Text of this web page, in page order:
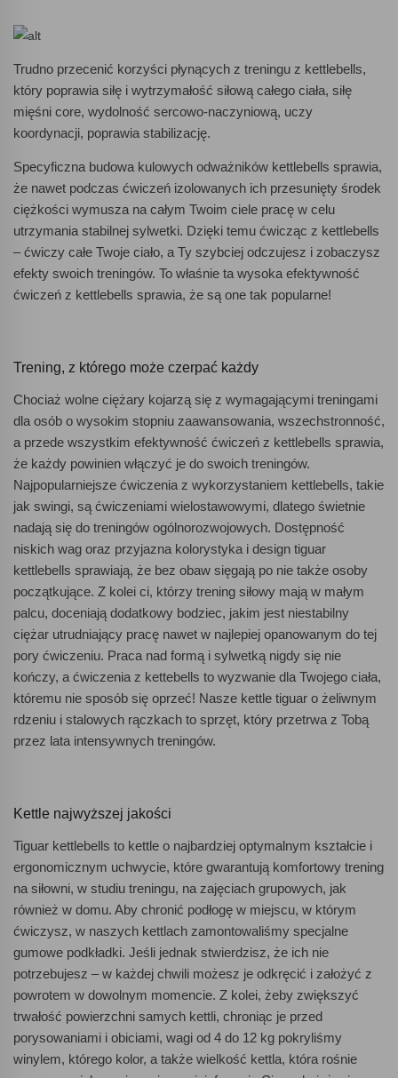
Trudno przecenić korzyści płynących z treningu z kettlebells,
który poprawia siłę i wytrzymałość siłową całego ciała, siłę
mięśni core, wydolność sercowo-naczyniową, uczy
koordynacji, poprawia stabilizację.
Specyficzna budowa kulowych odważników kettlebells sprawia,
że nawet podczas ćwiczeń izolowanych ich przesunięty środek
ciężkości wymusza na całym Twoim ciele pracę w celu
utrzymania stabilnej sylwetki. Dzięki temu ćwicząc z kettlebells
– ćwiczy całe Twoje ciało, a Ty szybciej odczujesz i zobaczysz
efekty swoich treningów. To właśnie ta wysoka efektywność
ćwiczeń z kettlebells sprawia, że są one tak popularne!
Trening, z którego może czerpać każdy
Chociaż wolne ciężary kojarzą się z wymagającymi treningami
dla osób o wysokim stopniu zaawansowania, wszechstronność,
a przede wszystkim efektywność ćwiczeń z kettlebells sprawia,
że każdy powinien włączyć je do swoich treningów.
Najpopularniejsze ćwiczenia z wykorzystaniem kettlebells, takie
jak swingi, są ćwiczeniami wielostawowymi, dlatego świetnie
nadają się do treningów ogólnorozwojowych. Dostępność
niskich wag oraz przyjazna kolorystyka i design tiguar
kettlebells sprawiają, że bez obaw sięgają po nie także osoby
początkujące. Z kolei ci, którzy trening siłowy mają w małym
palcu, doceniają dodatkowy bodziec, jakim jest niestabilny
ciężar utrudniający pracę nawet w najlepiej opanowanym do tej
pory ćwiczeniu. Praca nad formą i sylwetką nigdy się nie
kończy, a ćwiczenia z kettebells to wyzwanie dla Twojego ciała,
któremu nie sposób się oprzeć! Nasze kettle tiguar o żeliwnym
rdzeniu i stalowych rączkach to sprzęt, który przetrwa z Tobą
przez lata intensywnych treningów.
Kettle najwyższej jakości
Tiguar kettlebells to kettle o najbardziej optymalnym kształcie i
ergonomicznym uchwycie, które gwarantują komfortowy trening
na siłowni, w studiu treningu, na zajęciach grupowych, jak
również w domu. Aby chronić podłogę w miejscu, w którym
ćwiczysz, w naszych kettlach zamontowaliśmy specjalne
gumowe podkładki. Jeśli jednak stwierdzisz, że ich nie
potrzebujesz – w każdej chwili możesz je odkręcić i założyć z
powrotem w dowolnym momencie. Z kolei, żeby zwiększyć
trwałość powierzchni samych kettli, chroniąc je przed
porysowaniami i obiciami, wagi od 4 do 12 kg pokryliśmy
winylem, którego kolor, a także wielkość kettla, która rośnie